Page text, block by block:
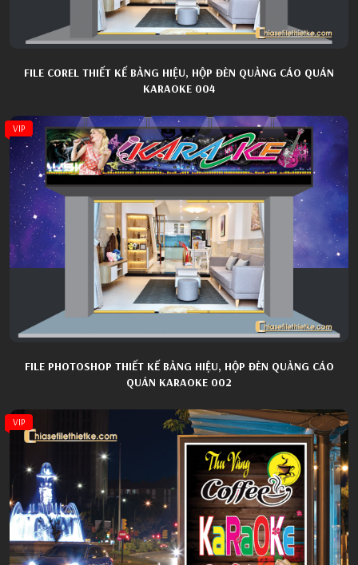
FILE COREL THIẾT KẾ BẢNG HIỆU, HỘP ĐÈN QUẢNG CÁO QUÁN
KARAOKE 004
VIP
FILE PHOTOSHOP THIẾT KẾ BẢNG HIỆU, HỘP ĐÈN QUẢNG CÁO
QUÁN KARAOKE 002
VIP